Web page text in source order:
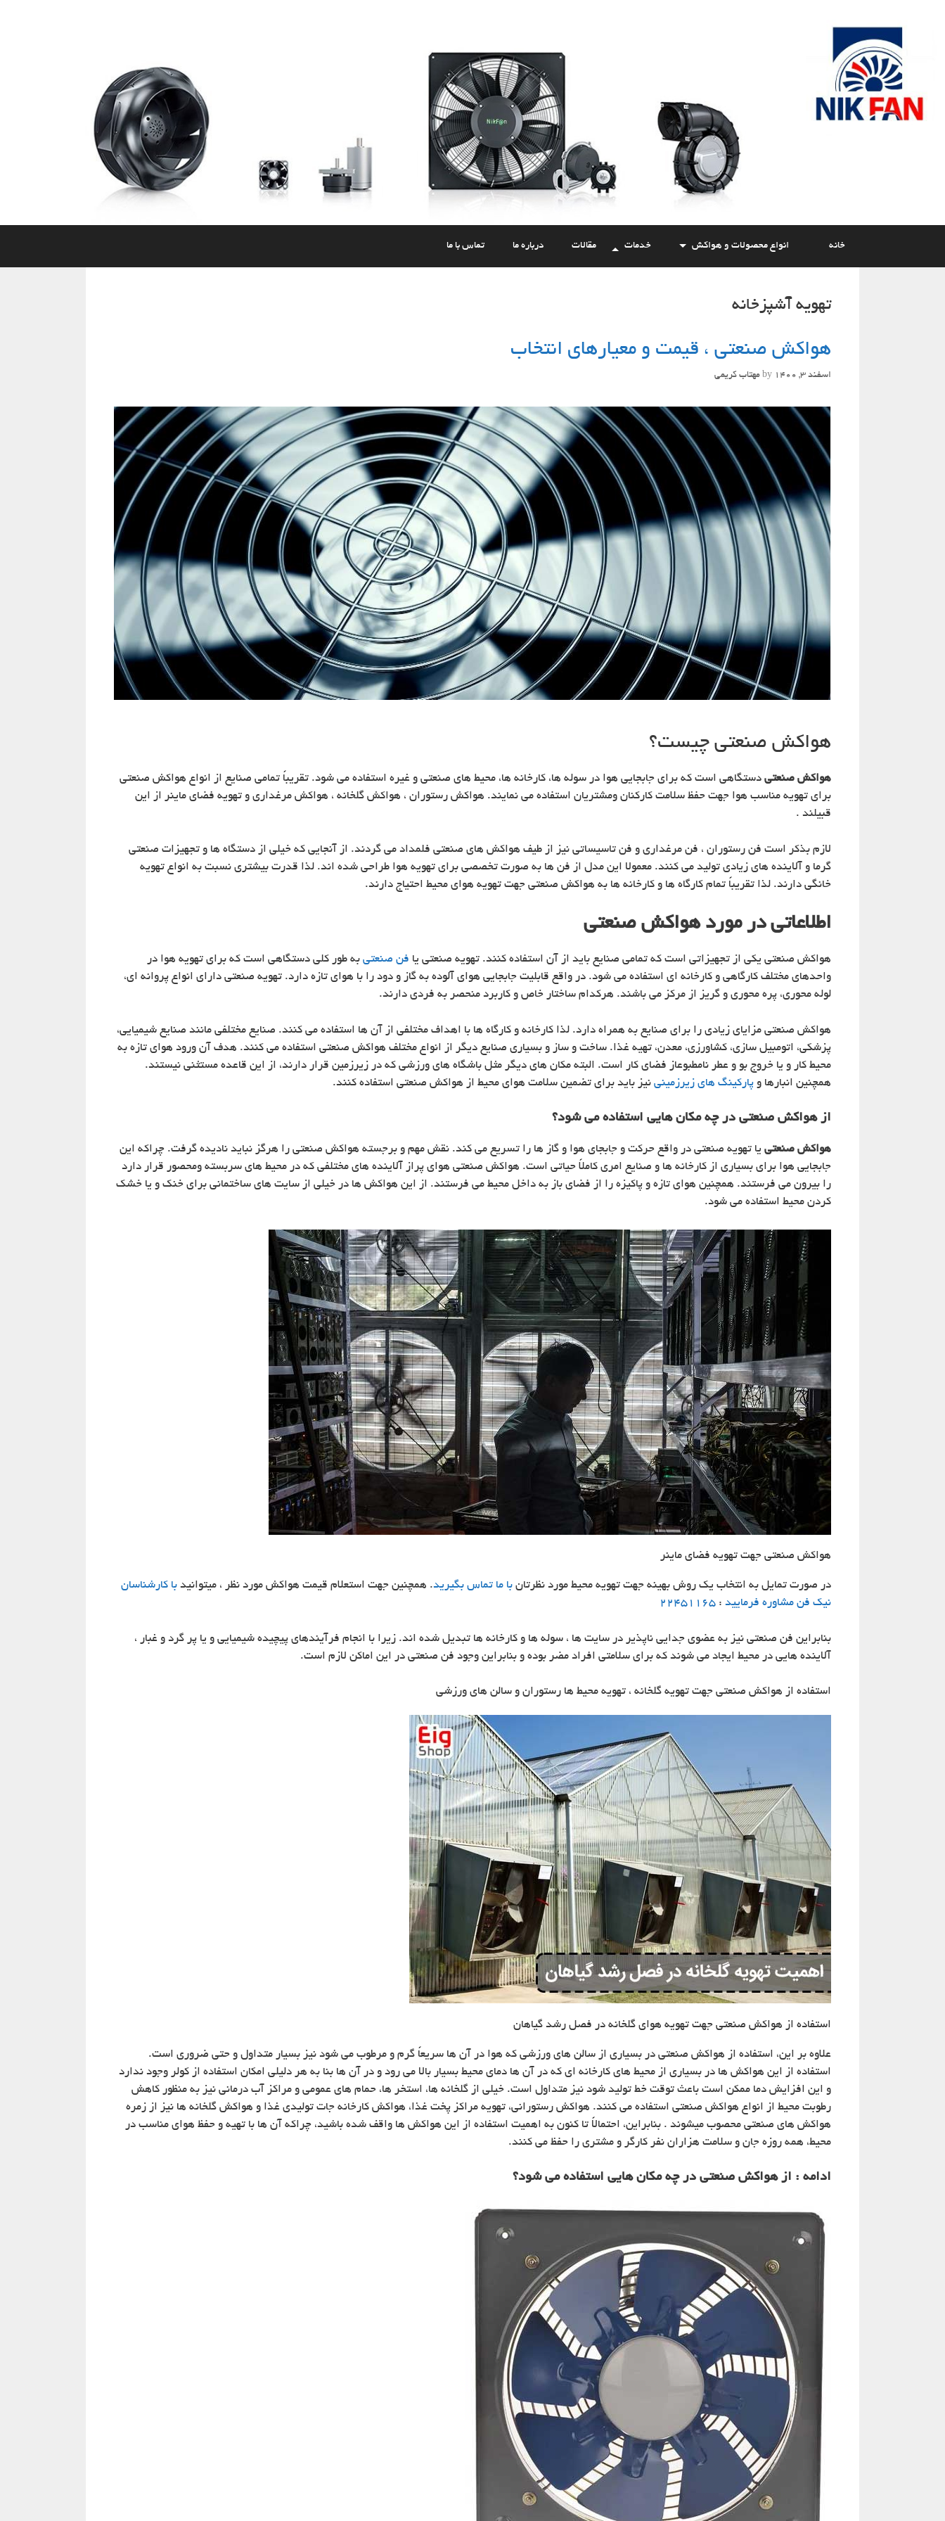
خانه انواع محصولات و هواکش خدمات مقالات درباره ما تماس با ما
تهویه آشپزخانه
هواکش صنعتی ، قیمت و معیارهای انتخاب
اسفند 3, 1400 by مهتاب کریمی
هواکش صنعتی چیست؟
هواکش صنعتی دستگاهی است که برای جابجایی هوا در سوله ها، کارخانه ها، محیط های صنعتی و غیره استفاده می شود. تقریباً تمامی صنایع از انواع هواکش صنعتی
برای تهویه مناسب هوا جهت حفظ سلامت کارکنان ومشتریان استفاده می نمایند. هواکش رستوران ، هواکش گلخانه ، هواکش مرغداری و تهویه فضای ماینر از این
قبیلند .
لازم بذکر است فن رستوران ، فن مرغداری و فن تاسیساتی نیز از طیف هواکش های صنعتی فلمداد می گردند. از آنجایی که خیلی از دستگاه ها و تجهیزات صنعتی
گرما و آلاینده های زیادی تولید می کنند. معمولا این مدل از فن ها به صورت تخصصی برای تهویه هوا طراحی شده اند. لذا قدرت بیشتری نسبت به انواع تهویه
خانگی دارند. لذا تقریباً تمام کارگاه ها و کارخانه ها به هواکش صنعتی جهت تهویه هوای محیط احتیاج دارند.
اطلاعاتی در مورد هواکش صنعتی
هواکش صنعتی یکی از تجهیزاتی است که تمامی صنایع باید از آن استفاده کنند. تهویه صنعتی یا فن صنعتی به طور کلی دستگاهی است که برای تهویه هوا در
واحدهای مختلف کارگاهی و کارخانه ای استفاده می شود. در واقع قابلیت جابجایی هوای آلوده به گاز و دود را با هوای تازه دارد. تهویه صنعتی دارای انواع پروانه ای،
لوله محوری، پره محوری و گریز از مرکز می باشند. هرکدام ساختار خاص و کاربرد منحصر به فردی دارند.
هواکش صنعتی مزایای زیادی را برای صنایع به همراه دارد. لذا کارخانه و کارگاه ها با اهداف مختلفی از آن ها استفاده می کنند. صنایع مختلفی مانند صنایع شیمیایی،
پزشکی، اتومبیل سازی، کشاورزی، معدن، تهیه غذا. ساخت و ساز و بسیاری صنایع دیگر از انواع مختلف هواکش صنعتی استفاده می کنند. هدف آن ورود هوای تازه به
محیط کار و یا خروج بو و عطر نامطبوعاز فضای کار است. البته مکان های دیگر مثل باشگاه های ورزشی که در زیرزمین قرار دارند، از این قاعده مستثنی نیستند.
همچنین انبارها و پارکینگ های زیرزمینی نیز باید برای تضمین سلامت هوای محیط از هواکش صنعتی استفاده کنند.
از هواکش صنعتی در چه مکان هایی استفاده می شود؟
هواکش صنعتی یا تهویه صنعتی در واقع حرکت و جابجای هوا و گاز ها را تسریع می کند. نقش مهم و برجسته هواکش صنعتی را هرگز نباید نادیده گرفت. چراکه این
جابجایی هوا برای بسیاری از کارخانه ها و صنایع امری کاملاً حیاتی است. هواکش صنعتی هوای پراز آلاینده های مختلفی که در محیط های سربسته ومحصور قرار دارد
را بیرون می فرستند. همچنین هوای تازه و پاکیزه را از فضای باز به داخل محیط می فرستند. از این هواکش ها در خیلی از سایت های ساختمانی برای خنک و یا خشک
کردن محیط استفاده می شود.
هواکش صنعتی جهت تهویه فضای ماینر
در صورت تمایل به انتخاب یک روش بهینه جهت تهویه محیط مورد نظرتان با ما تماس بگیرید. همچنین جهت استعلام قیمت هواکش مورد نظر ، میتوانید با کارشناسان
نیک فن مشاوره فرمایید :
22451165
بنابراین فن صنعتی نیز به عضوی جدایی ناپذیر در سایت ها ، سوله ها و کارخانه ها تبدیل شده اند. زیرا با انجام فرآیندهای پیچیده شیمیایی و یا پر گرد و غبار ،
آلاینده هایی در محیط ایجاد می شوند که برای سلامتی افراد مضر بوده و بنابراین وجود فن صنعتی در این اماکن لازم است.
استفاده از هواکش صنعتی جهت تهویه گلخانه ، تهویه محیط ها رستوران و سالن های ورزشی
استفاده از هواکش صنعتی جهت تهویه هوای گلخانه در فصل رشد گیاهان
علاوه بر این، استفاده از هواکش صنعتی در بسیاری از سالن های ورزشی که هوا در آن ها سریعاً گرم و مرطوب می شود نیز بسیار متداول و حتی ضروری است.
استفاده از این هواکش ها در بسیاری از محیط های کارخانه ای که در آن ها دمای محیط بسیار بالا می رود و در آن ها بنا به هر دلیلی امکان استفاده از کولر وجود ندارد
و این افزایش دما ممکن است باعث توقت خط تولید شود نیز متداول است. خیلی از گلخانه ها، استخر ها، حمام های عمومی و مراکز آب درمانی نیز به منظور کاهش
رطوبت محیط از انواع هواکش صنعتی استفاده می کنند. هواکش رستورانی، تهویه مراکز پخت غذا، هواکش کارخانه‌ جات تولیدی غذا و هواکش گلخانه ها نیز از زمره
هواکش های صنعتی محصوب میشوند . بنابراین، احتمالاً تا کنون به اهمیت استفاده از این هواکش ها واقف شده باشید، چراکه آن ها با تهیه و حفظ هوای مناسب در
محیط، همه روزه جان و سلامت هزاران نفر کارگر و مشتری را حفظ می کنند.
ادامه : از هواکش صنعتی در چه مکان هایی استفاده می شود؟